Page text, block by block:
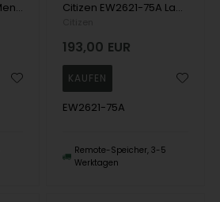
Citizen AW1571-76L Mens Watch Eco-Drive Military 41mm 10ATM Wristwatch Citizen EW2621-75A Ladies Watch Eco-Drive Elegance 31 5mm 10ATM Wristwatch
193,00 EUR
EW2621-75A
Remote-Speicher, 3-5
Werktagen